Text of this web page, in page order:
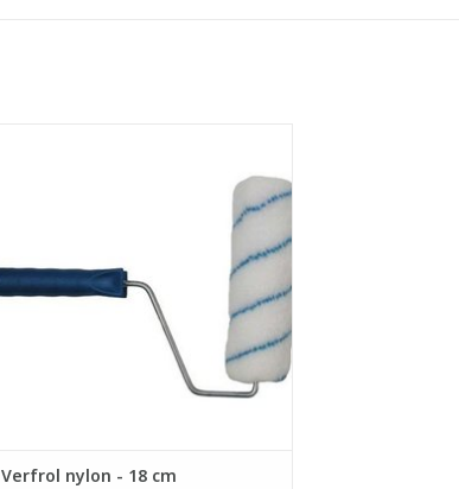
- Geschikt voor de verwerking van
verrolbare vloercoatings, blanke lakken
TOEVOEGEN AAN WINKELWAGEN
Verfrol nylon - 18 cm